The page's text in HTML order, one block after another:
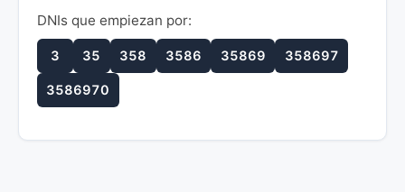
DNIs que empiezan por:
3 35 358 3586 35869 358697
3586970